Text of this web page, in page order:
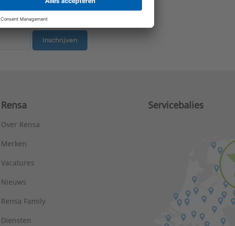
Inschrijven
Rensa
Over Rensa
Merken
Vacatures
Nieuws
Rensa Family
Diensten
Servicebalies